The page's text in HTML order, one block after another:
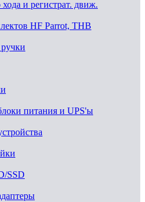
и регистрат. движ.
HF Parrot, THB
питания и UPS'ы
SSD